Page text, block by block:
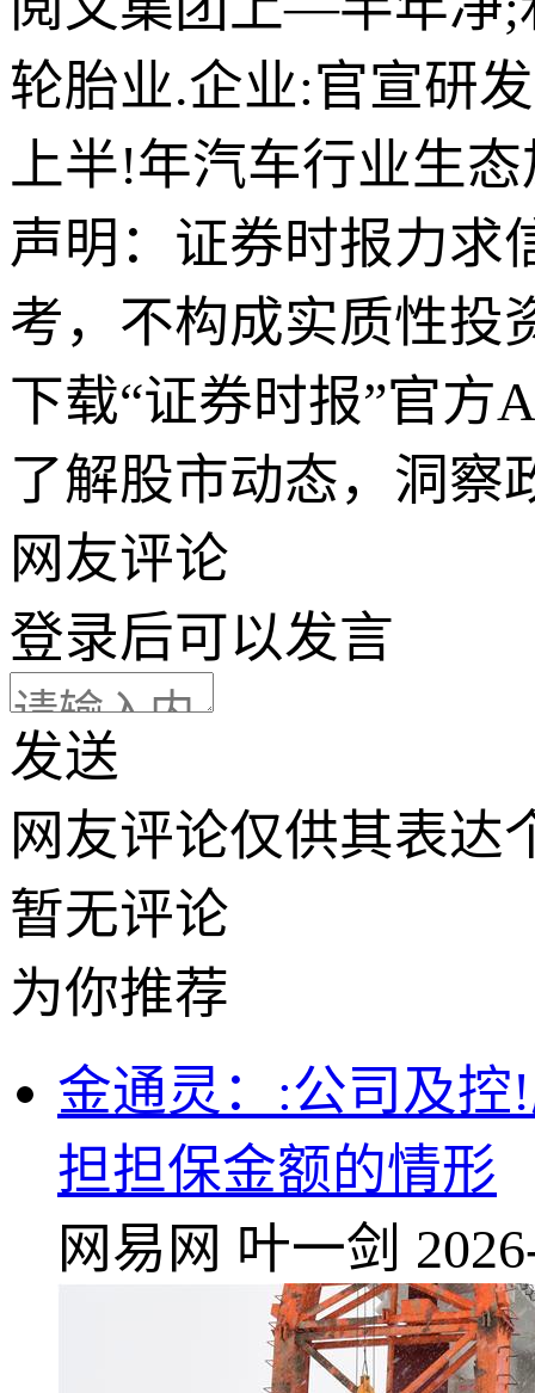
轮胎业.企业:官宣研
上半!年汽车行业生
声明：证券时报力求
考，不构成实质性投
下载“证券时报”官方
了解股市动态，洞察
网友评论
登录后可以发言
发送
网友评论仅供其表达
暂无评论
为你推荐
金通灵：:公司及
担担保金额的情形
网易网 叶一剑